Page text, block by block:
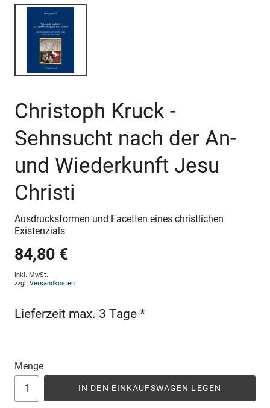
Christoph Kruck -
Sehnsucht nach der An-
und Wiederkunft Jesu
Christi
Ausdrucksformen und Facetten eines christlichen
Existenzials
84,80 €
inkl. MwSt.
zzgl. Versandkosten
Lieferzeit max. 3 Tage *
Menge
IN DEN EINKAUFSWAGEN LEGEN